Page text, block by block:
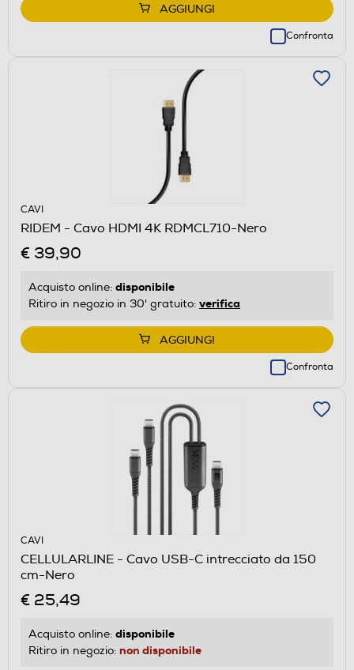
AGGIUNGI
Confronta
CAVI
RIDEM - Cavo HDMI 4K RDMCL710-Nero
€ 39,90
Acquisto online: disponibile
Ritiro in negozio in 30' gratuito: verifica
AGGIUNGI
Confronta
CAVI
CELLULARLINE - Cavo USB-C intrecciato da 150
cm-Nero
€ 25,49
Acquisto online: disponibile
Ritiro in negozio: non disponibile